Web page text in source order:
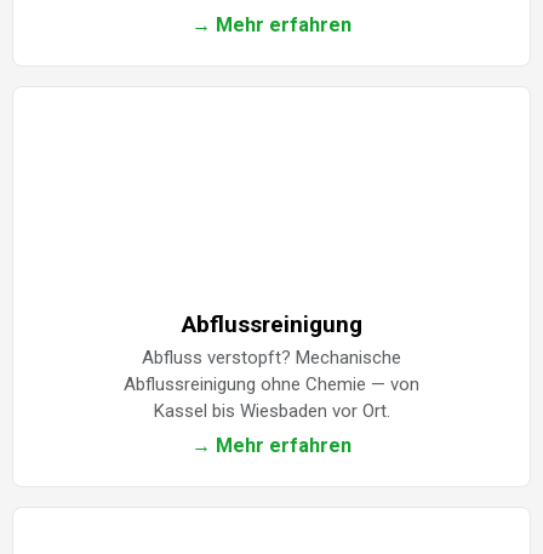
→ Mehr erfahren
Abflussreinigung
Abfluss verstopft? Mechanische
Abflussreinigung ohne Chemie — von
Kassel bis Wiesbaden vor Ort.
→ Mehr erfahren